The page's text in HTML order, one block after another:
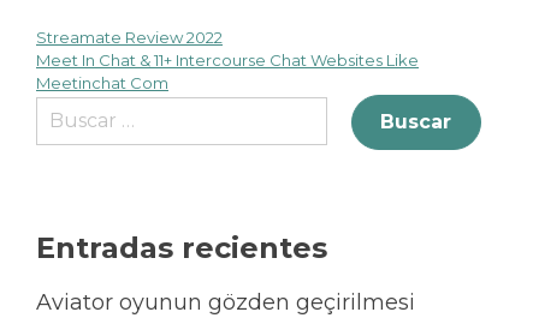
Streamate Review 2022
Meet In Chat & 11+ Intercourse Chat Websites Like
Meetinchat Com
Entradas recientes
Aviator oyunun gözden geçirilmesi